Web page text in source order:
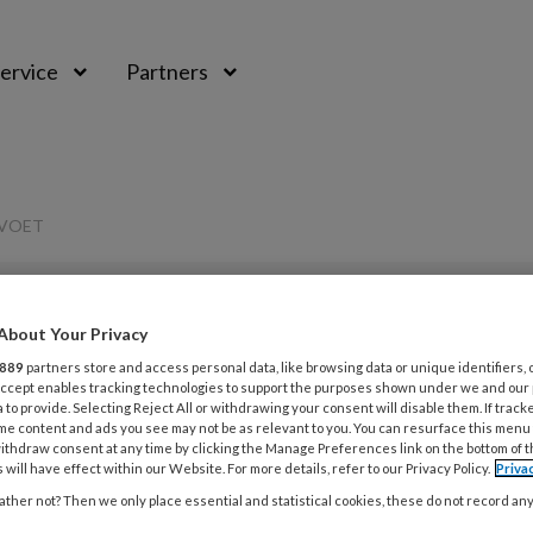
Partners
Opslaan Reacties 0 Delen
een bijzondere
4
Your Privacy
889 partners store and access personal data, like browsing data or unique identifiers,
enables tracking technologies to support the purposes shown under we and
to provide. Selecting Reject All or withdrawing your consent will disable them. If
content and ads you see may not be as relevant to you. You can resurface this
consent at any time by clicking the Manage Preferences link on the bottom of
will have effect within our Website. For more details, refer to our Privacy Policy.
not? Then we only place essential and statistical cookies, these do not record